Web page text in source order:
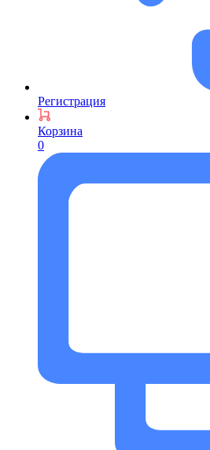
Регистрация
Корзина
0